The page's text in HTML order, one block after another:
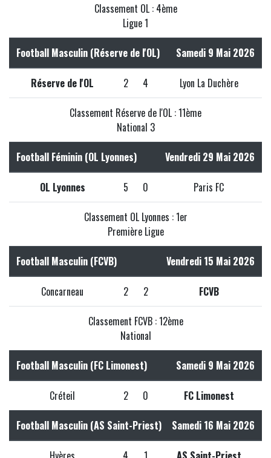
Classement OL : 4ème
Ligue 1
Football Masculin (Réserve de l'OL) Samedi 9 Mai 2026
Réserve de l'OL 2 4 Lyon La Duchère
Classement Réserve de l'OL : 11ème
National 3
Football Féminin (OL Lyonnes) Vendredi 29 Mai 2026
OL Lyonnes 5 0 Paris FC
Classement OL Lyonnes : 1er
Première Ligue
Football Masculin (FCVB) Vendredi 15 Mai 2026
Concarneau 2 2 FCVB
Classement FCVB : 12ème
National
Football Masculin (FC Limonest) Samedi 9 Mai 2026
Créteil 2 0 FC Limonest
Football Masculin (AS Saint-Priest) Samedi 16 Mai 2026